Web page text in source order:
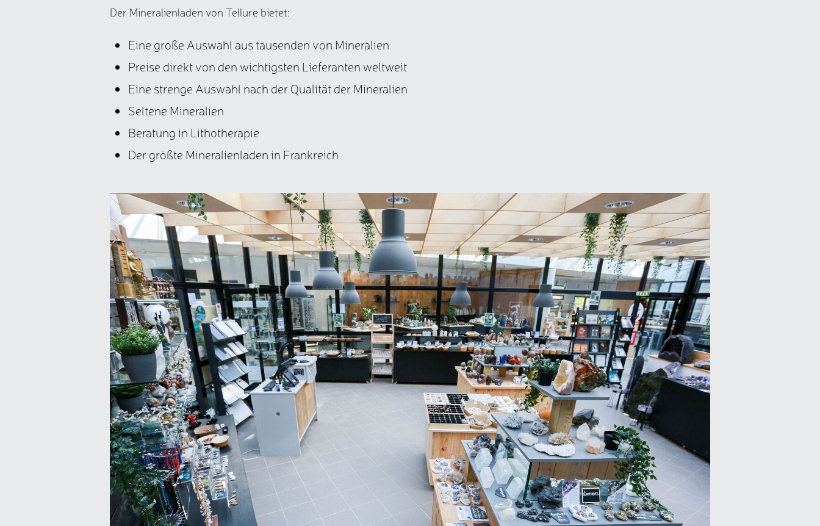
Der Mineralienladen von Tellure bietet:
Eine große Auswahl aus tausenden von Mineralien
Preise direkt von den wichtigsten Lieferanten weltweit
Eine strenge Auswahl nach der Qualität der Mineralien
Seltene Mineralien
Beratung in Lithotherapie
Der größte Mineralienladen in Frankreich